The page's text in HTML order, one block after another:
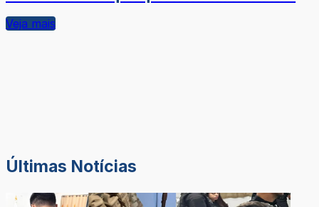
Veja mais
Últimas Notícias